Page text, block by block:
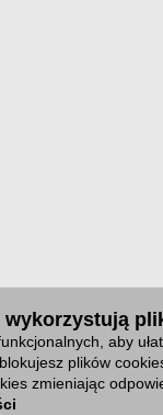
wykorzystują
aby
plików
zmieniając